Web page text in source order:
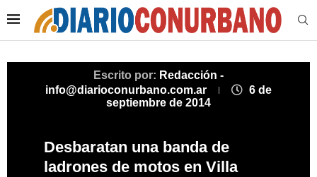
Escrito por: Redacción -
info@diarioconurbano.com.ar
6 de
septiembre de 2014
Desbaratan una banda de
ladrones de motos en Villa